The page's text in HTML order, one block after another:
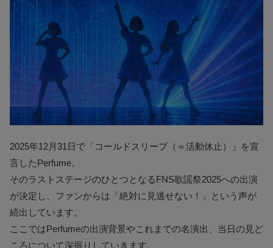
2025年12月31日で「コールドスリープ（＝活動休止）」を宣
言したPerfume。
そのラストステージのひとつとなるFNS歌謡祭2025への出演
が決定し、ファンからは「絶対に見逃せない！」という声が
続出しています。
ここではPerfumeの出演背景やこれまでの名演出、当日の見ど
ころについて深掘りしていきます。